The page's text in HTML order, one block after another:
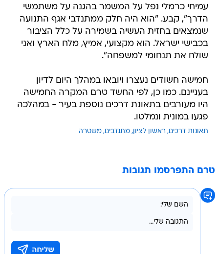
עמיחי כרמלי נפל על המשמר בהגנה על משתמשי
הדרך", קבע. "הוא היה חלק ממתנדבי אגף התנועה
שנמצאים בחזית העשיה בשמירה על כלל הציבור
בכבישי ישראל. הוא מקצועי, אמיץ, מלח הארץ ואני
שולח את תנחומי למשפחה".
חמישה חשודים נעצרו ויובאו במהלך היום לדיון
בעניינם. כמו כן, לפי החשד טרם המקרה החמישה
היו מעורבים בתאונת דרכים נוספת בעיר - במהלכה
פגעו במונית ונמלטו.
תאונות דרכים ראשון לציון מתנדבים משטרה
טרם התפרסמו תגובות